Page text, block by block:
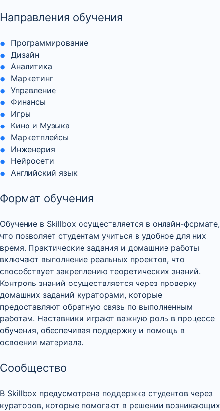
Направления обучения
Программирование
Дизайн
Аналитика
Маркетинг
Управление
Финансы
Игры
Кино и Музыка
Маркетплейсы
Инженерия
Нейросети
Английский язык
Формат обучения
Обучение в Skillbox осуществляется в онлайн-формате,
что позволяет студентам учиться в удобное для них
время. Практические задания и домашние работы
включают выполнение реальных проектов, что
способствует закреплению теоретических знаний.
Контроль знаний осуществляется через проверку
домашних заданий кураторами, которые
предоставляют обратную связь по выполненным
работам. Наставники играют важную роль в процессе
обучения, обеспечивая поддержку и помощь в
освоении материала.
Сообщество
В Skillbox предусмотрена поддержка студентов через
кураторов, которые помогают в решении возникающих